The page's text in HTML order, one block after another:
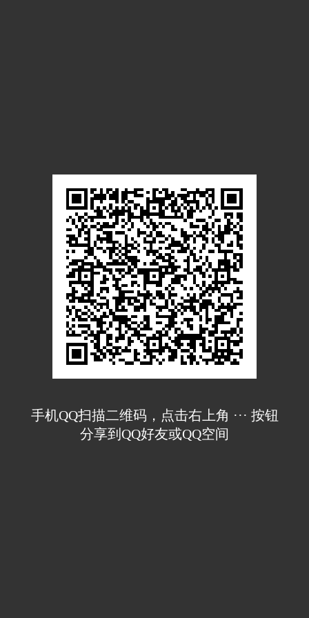
手机QQ扫描二维码，点击右上角 ··· 按钮
分享到QQ好友或QQ空间